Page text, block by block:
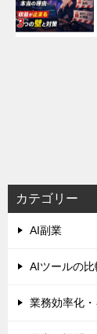
ビ
ゲ
ー
シ
カテゴリー
AI副業
AIツールの比
業務効率化